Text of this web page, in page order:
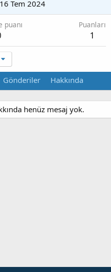
16 Tem 2024
puanı Puanları
1
Gönderiler Hakkında
henüz mesaj yok.